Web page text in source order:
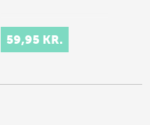
59,95 KR.